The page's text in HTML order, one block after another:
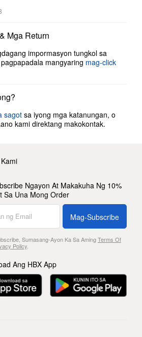
Mga Return
impormasyon tungkol sa
mangyaring mag-click
sagot sa iyong mga katanungan, o
kami direktang makokontak.
Ngayon At Makakuha Ng 10%
Sa Una Mong Order
Mag-Subscribe
Sumasang-Ayon Ka Sa AmingTerms Of
Policy.
Ang HBX App